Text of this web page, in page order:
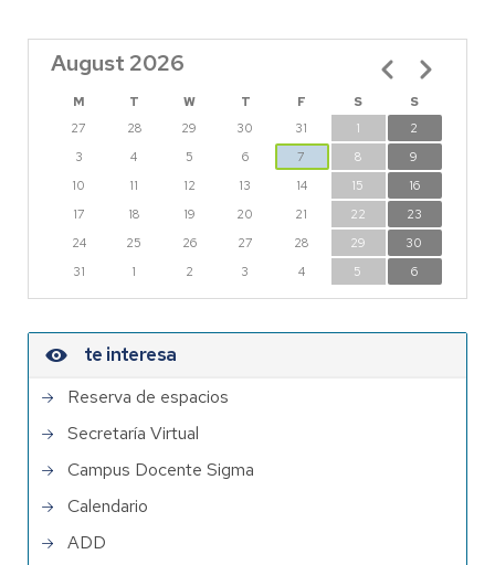
August 2026
M T W T F S
S
27
28 29 30 31 1
2
3
4 5 6 7 8
9
10
11 12 13 14 15
16
17
18 19 20 21 22
23
24
25 26 27 28 29
30
31
1 2 3 4 5 6
Pagination
te interesa
Reserva de espacios
Secretaría Virtual
Campus Docente Sigma
Calendario
ADD